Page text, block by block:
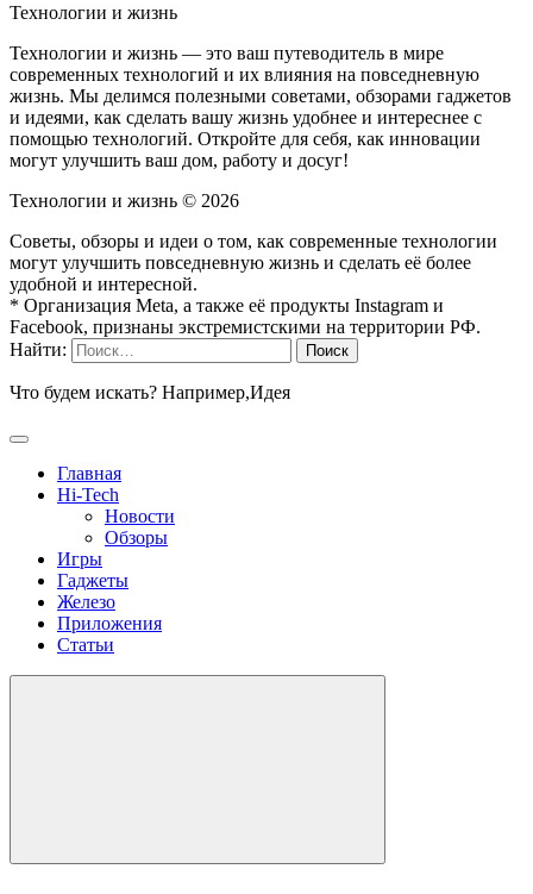
Технологии и жизнь
Технологии и жизнь — это ваш путеводитель в мире
современных технологий и их влияния на повседневную
жизнь. Мы делимся полезными советами, обзорами гаджетов
и идеями, как сделать вашу жизнь удобнее и интереснее с
помощью технологий. Откройте для себя, как инновации
могут улучшить ваш дом, работу и досуг!
Технологии и жизнь © 2026
Советы, обзоры и идеи о том, как современные технологии
могут улучшить повседневную жизнь и сделать её более
удобной и интересной.
* Организация Meta, а также её продукты Instagram и
Facebook, признаны экстремистскими на территории РФ.
Найти:
Что будем искать? Например,Идея
Главная
Hi-Tech
Новости
Обзоры
Игры
Гаджеты
Железо
Приложения
Статьи